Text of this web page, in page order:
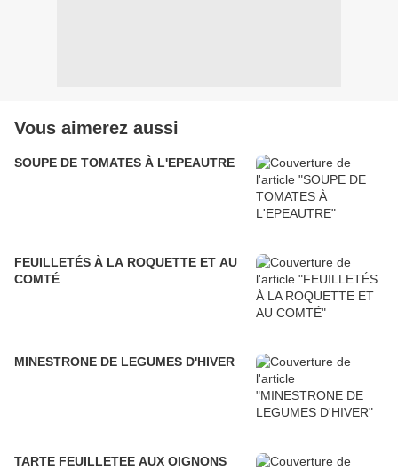
Vous aimerez aussi
SOUPE DE TOMATES À L'EPEAUTRE
FEUILLETÉS À LA ROQUETTE ET AU
COMTÉ
MINESTRONE DE LEGUMES D'HIVER
TARTE FEUILLETEE AUX OIGNONS